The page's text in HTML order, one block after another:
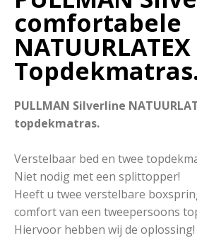
comfortabele
NATUURLATEX
PULLMAN Silverline
topdekmatras.
Verstelbaar bed en twee
Niet nodig met een splittopper!
Heeft u twee verstelbare
comfort van een tweepersoons
Hiervoor hebben wij de